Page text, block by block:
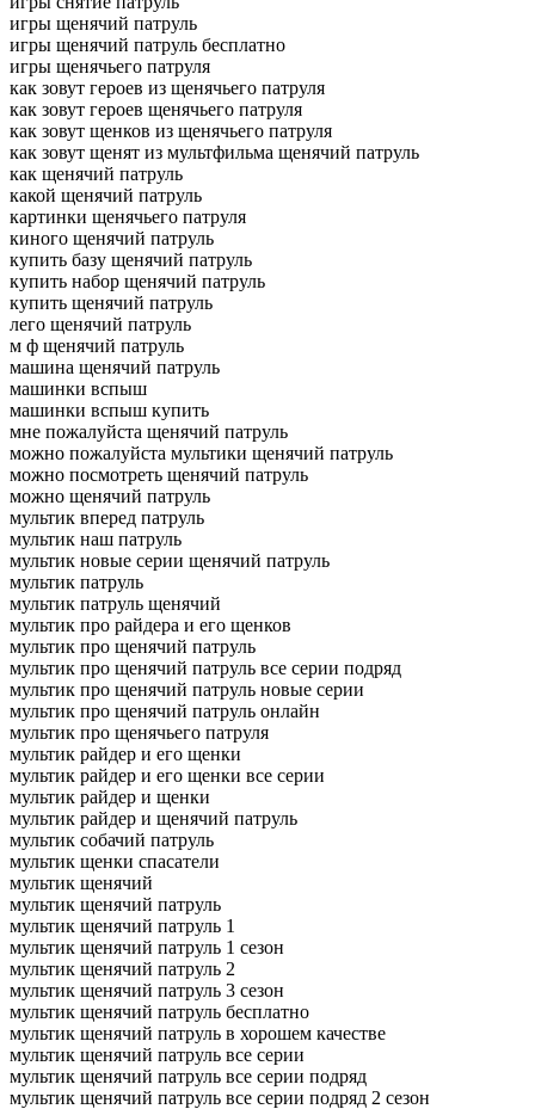
игры щенячий патруль
игры щенячий патруль бесплатно
игры щенячьего патруля
как зовут героев из щенячьего патруля
как зовут героев щенячьего патруля
как зовут щенков из щенячьего патруля
как зовут щенят из мультфильма щенячий патруль
как щенячий патруль
какой щенячий патруль
картинки щенячьего патруля
киного щенячий патруль
купить базу щенячий патруль
купить набор щенячий патруль
купить щенячий патруль
лего щенячий патруль
м ф щенячий патруль
машина щенячий патруль
машинки вспыш
машинки вспыш купить
мне пожалуйста щенячий патруль
можно пожалуйста мультики щенячий патруль
можно посмотреть щенячий патруль
можно щенячий патруль
мультик вперед патруль
мультик наш патруль
мультик новые серии щенячий патруль
мультик патруль
мультик патруль щенячий
мультик про райдера и его щенков
мультик про щенячий патруль
мультик про щенячий патруль все серии подряд
мультик про щенячий патруль новые серии
мультик про щенячий патруль онлайн
мультик про щенячьего патруля
мультик райдер и его щенки
мультик райдер и его щенки все серии
мультик райдер и щенки
мультик райдер и щенячий патруль
мультик собачий патруль
мультик щенки спасатели
мультик щенячий
мультик щенячий патруль
мультик щенячий патруль 1
мультик щенячий патруль 1 сезон
мультик щенячий патруль 2
мультик щенячий патруль 3 сезон
мультик щенячий патруль бесплатно
мультик щенячий патруль в хорошем качестве
мультик щенячий патруль все серии
мультик щенячий патруль все серии подряд
мультик щенячий патруль все серии подряд 2 сезон